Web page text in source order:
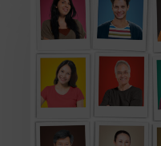
erstellen:
Vom
Stockfoto
zur
Wunschkund:in